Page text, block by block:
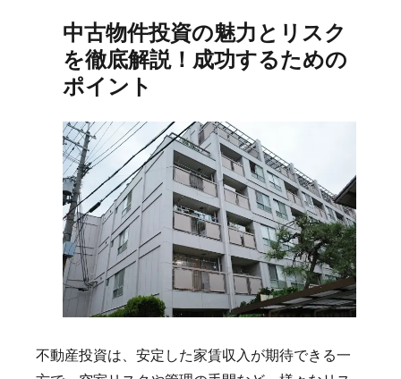
中古物件投資の魅力とリスク
を徹底解説！成功するための
ポイント
不動産投資は、安定した家賃収入が期待できる一